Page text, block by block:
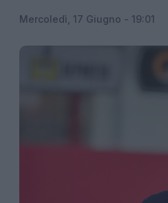
Mercoledì, 17 Giugno - 19:01